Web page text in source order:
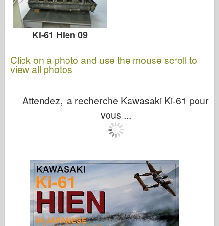
Ki-61 Hien 09
Click on a photo and use the mouse scroll to
view all photos
Attendez, la recherche Kawasaki Ki-61 pour
vous ...